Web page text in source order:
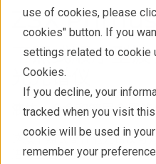
use of cookies, please
cookies" button. If you
settings related to cookie
Cookies.
If you decline, your
tracked when you visit
cookie will be used in
remember your
ZSX
下照式顺序型
光光谱仪
液体、合金和 镀层金属的
这款下照式高性能光谱仪
进行全面精准的分析。ZSX